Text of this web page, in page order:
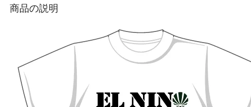
商品の説明